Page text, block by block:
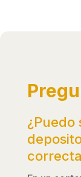
¿Puedo